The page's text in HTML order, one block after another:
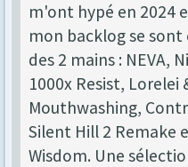
m'ont hypé en 2024
mon backlog se
des 2 mains : NEVA,
1000x Resist, Lorelei
Mouthwashing,
Silent Hill 2 Remake
Wisdom. Une